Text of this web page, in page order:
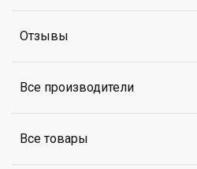
Отзывы
Все производители
Все товары